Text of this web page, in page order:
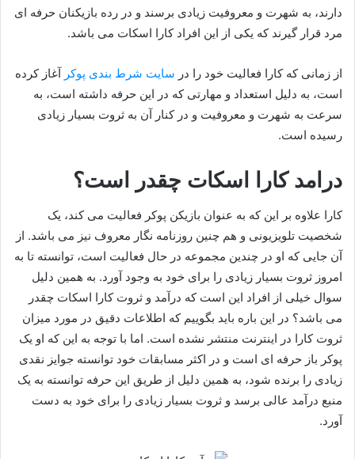
دارند، به شهرت و معروفیت زیادی برسند و در رده بازیکنان حرفه‌ ای
مرد قرار گیرند که یکی از این افراد کارا اسکات می باشد.
از زمانی که کارا فعالیت خود را در سایت شرط بندی پوکر آغاز کرده
است، به دلیل استعداد و مهارتی که در این حرفه داشته است، به
سرعت به شهرت و معروفیت و در کنار آن به ثروت بسیار زیادی
رسیده است.
درامد کارا اسکات چقدر است؟
کارا علاوه بر این که به عنوان بازیکن پوکر فعالیت می کند، یک
شخصیت تلویزیونی و هم چنین روزنامه‌ نگار معروف نیز می‌ باشد. از
آن جایی که او در چندین مجموعه در حال فعالیت است، توانسته تا به
امروز ثروت بسیار زیادی را برای خود به وجود آورد. به همین دلیل
سوال خیلی از افراد این است که درآمد و ثروت کارا اسکات چقدر
می باشد؟ در این باره باید بگوییم که اطلاعات دقیق در مورد میزان
ثروت کارا در اینترنت منتشر نشده است. اما با توجه به این که او یک
پوکر باز حرفه‌ ای است و در اکثر مسابقات خود توانسته جوایز نقدی
زیادی را برنده شود، به همین دلیل از طریق این حرفه توانسته به یک
منبع درآمد عالی برسد و ثروت بسیار زیادی را برای خود به دست
آورد.